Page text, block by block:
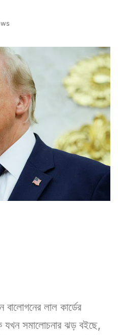
বালোগনের লাল কার্ডের
যখন সমালোচনার ঝড় বইছে,